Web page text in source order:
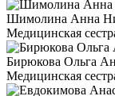
Шимолина Анна
Медицинская
Бирюкова Ольга
Медицинская